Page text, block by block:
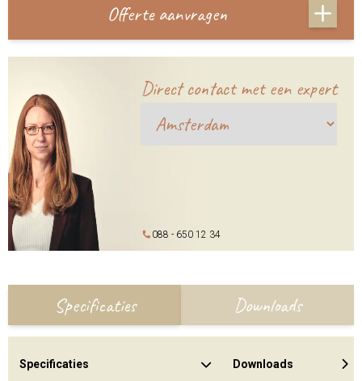
Offerte aanvragen
Direct contact met een expert
088 - 650 12 34
Specificaties Downloads
Specificaties Downloads